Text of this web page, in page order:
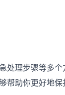
处理步骤等多个
帮助你更好地保